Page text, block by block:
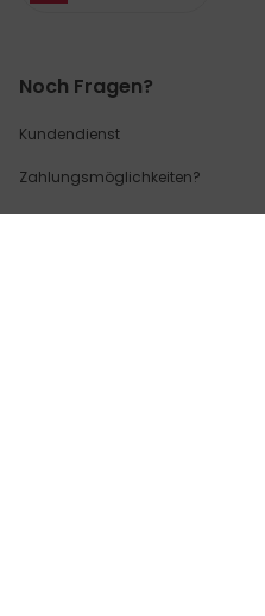
Noch Fragen?
Kundendienst
Zahlungsmöglichkeiten?
Versandkosten?